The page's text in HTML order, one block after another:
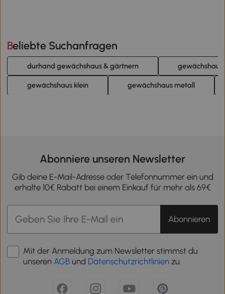
Beliebte Suchanfragen
durhand gewächshaus & gärtnern
gewächshaus klein gewächshaus metall
Abonniere unseren Newsletter
Gib deine E-Mail-Adresse oder Telefonnummer ein und
erhalte 10€ Rabatt bei einem Einkauf für mehr als 69€
Abonnieren
Mit der Anmeldung zum Newsletter stimmst du
unseren AGB und Datenschutzrichtlinien zu.